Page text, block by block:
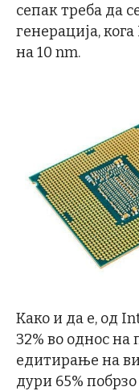
сепак треба да
генерација,
на 10 nm.
Како и да е, од
32% во однос на
едитирање на
дури 65%